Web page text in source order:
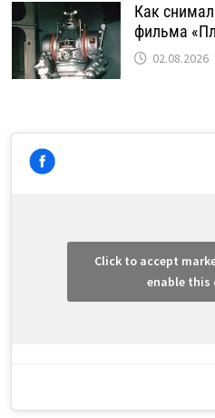
Как
фильма
02.08.2026
Click to accept
enable this